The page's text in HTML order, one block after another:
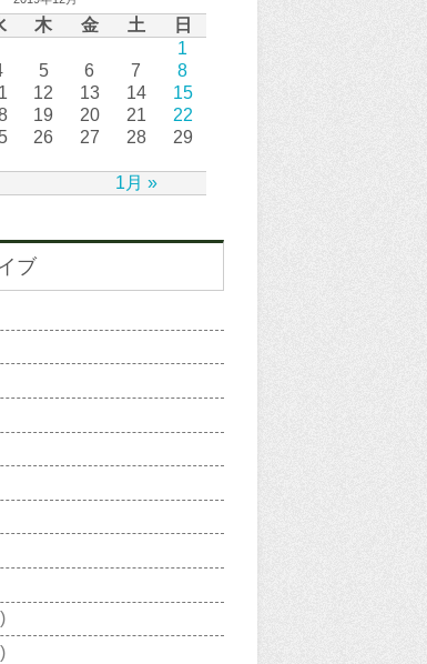
木 金 土 日
1月 »
1
5 6 7
8
12 13 14
15
19 20 21
22
26 27 28
29
ブ